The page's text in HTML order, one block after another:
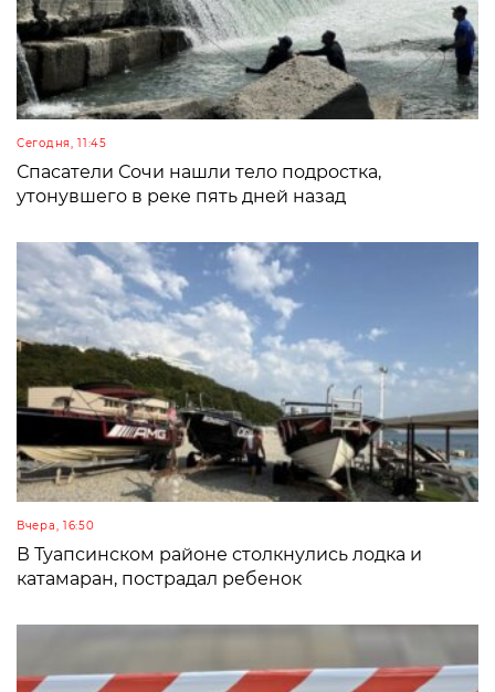
Сегодня, 11:45
Спасатели Сочи нашли тело подростка,
утонувшего в реке пять дней назад
Вчера, 16:50
В Туапсинском районе столкнулись лодка и
катамаран, пострадал ребенок